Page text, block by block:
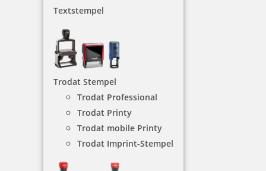
Textstempel
Trodat Stempel
Trodat Professional
Trodat Printy
Trodat mobile Printy
Trodat Imprint-Stempel
Datumstempel
Die Datumsstempel mit Text eignen sind am besten
für Rechnungen, Briefe, Quittungen und vieles
NACH WUNSCHSTEMPEL FILTERN